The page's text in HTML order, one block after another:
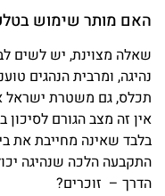
האם מותר שימוש
שאלה מצוינת, יש לשים
נהיגה, ומרבית הנהגים
תכלס, גם משטרת ישראל
אין זה מצב הגורם לסיכון
בלבד שאינה מחייבת את
התקבעה הלכה שנהיגה
הדרך – זוכרים?